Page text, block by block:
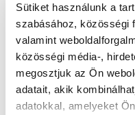
Sütiket használunk a
szabásához, közösségi
valamint
közösségi média-,
megosztjuk az Ön
adatait, akik
adatokkal, amelyeket
Tányérkefék mérete
4x355mm